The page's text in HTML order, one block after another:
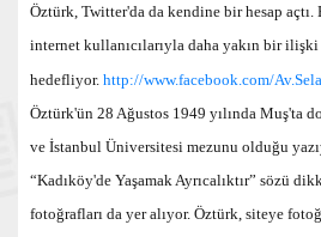
Öztürk, Twitter'da da kendine bir hesap açtı.
internet kullanıcılarıyla daha yakın bir ilişki
hedefliyor. http://www.facebook.com/
Öztürk'ün 28 Ağustos 1949 yılında Muş'ta
ve İstanbul Üniversitesi mezunu olduğu
“Kadıköy'de Yaşamak Ayrıcalıktır” sözü
fotoğrafları da yer alıyor. Öztürk, siteye